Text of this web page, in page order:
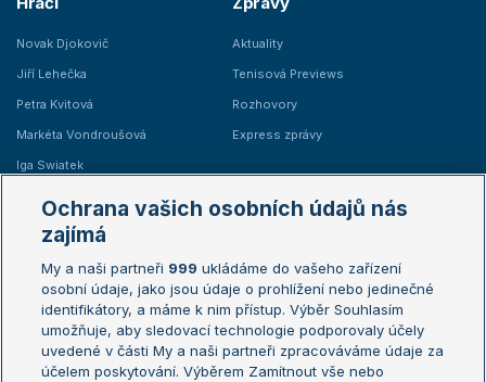
Novak Djokovič
Jiří Lehečka
Petra Kvitová
Markéta Vondroušová
Iga Swiatek
Aktuality
Tenisová Previews
Rozhovory
Express zprávy
Žebříčky
Žebříček ATP (muži)
Žebříček WTA (ženy)
Sázkařský žebříček
Australian Open
French Open
Wimbledon
US Open
Ochrana vašich osobních údajů nás
zajímá
My a naši partneři 999 ukládáme do vašeho zařízení
osobní údaje, jako jsou údaje o prohlížení nebo jedinečné
identifikátory, a máme k nim přístup. Výběr Souhlasím
umožňuje, aby sledovací technologie podporovaly účely
uvedené v části My a naši partneři zpracováváme údaje za
účelem poskytování. Výběrem Zamítnout vše nebo